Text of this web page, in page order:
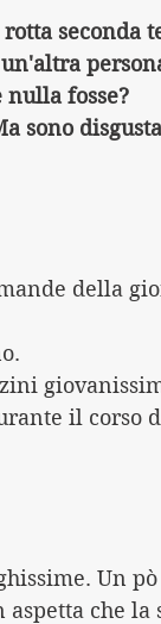
seconda
nulla fosse?
sono
della
il corso
Un
che la